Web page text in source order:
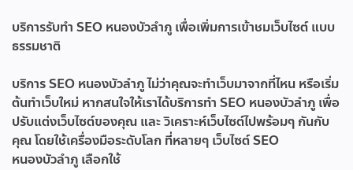
บริการรับทำ SEO หนองบัวลำภู เพื่อเพิ่มการเข้าชมเว็บไซต์ แบบ
ธรรมชาติ
บริการ SEO หนองบัวลำภู ไม่ว่าคุณจะทำเว็บมาจากที่ไหน หรือเริ่ม
ต้นทำเว็บใหม่ หากสนใจให้เราได้บริการทำ SEO หนองบัวลำภู เพื่อ
ปรับแต่งเว็บไซต์ของคุณ และ วิเคราะห์เว็บไซต์ไปพร้อมๆ กันกับ
คุณ โดยใช้เครื่องมือระดับโลก ที่หลายๆ เว็บไซต์ SEO
หนองบัวลำภู เลือกใช้